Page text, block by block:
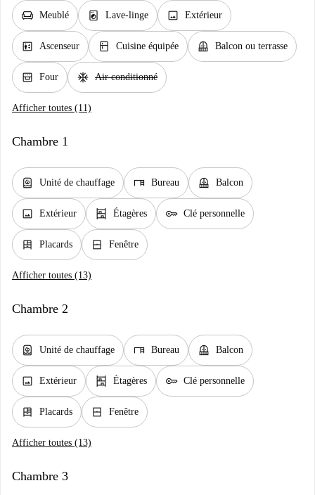
chair Meublé local_laundry_service Lave-linge image Extérieur
elevator Ascenseur kitchen Cuisine équipée balcony Balcon ou terrasse
oven_gen Four ac_unit Air conditionné
Afficher toutes (11)
Chambre 1
water_heater Unité de chauffage desk Bureau balcony Balcon
image Extérieur shelves Étagères key Clé personnelle
dresser Placards window_closed Fenêtre
Afficher toutes (13)
Chambre 2
water_heater Unité de chauffage desk Bureau balcony Balcon
image Extérieur shelves Étagères key Clé personnelle
dresser Placards window_closed Fenêtre
Afficher toutes (13)
Chambre 3